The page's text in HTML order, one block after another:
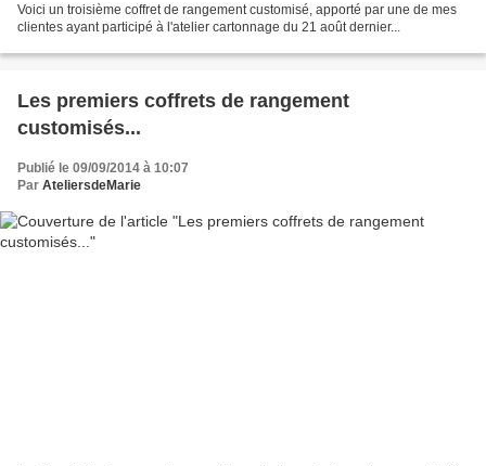
Voici un troisième coffret de rangement customisé, apporté par une de mes
clientes ayant participé à l'atelier cartonnage du 21 août dernier...
Les premiers coffrets de rangement
customisés...
Publié le 09/09/2014 à 10:07
Par AteliersdeMarie